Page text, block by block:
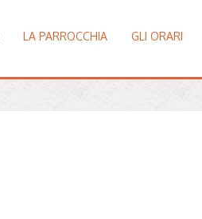
LA PARROCCHIA GLI ORARI